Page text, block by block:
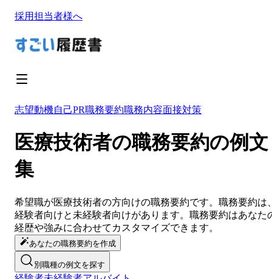
採用担当者様へ
志望動機自己PR職務要約職務内容面接対策
医療技術者の職務要約の例文
集
希望職が医療技術者の方向けの職務要約です。 職務要約は
経験者向けと未経験者向けがあります。 職務要約はあなた
経歴や強みに合わせてカスタマイズできます。
あなたの職務要約を作成
別職種の例文を探す